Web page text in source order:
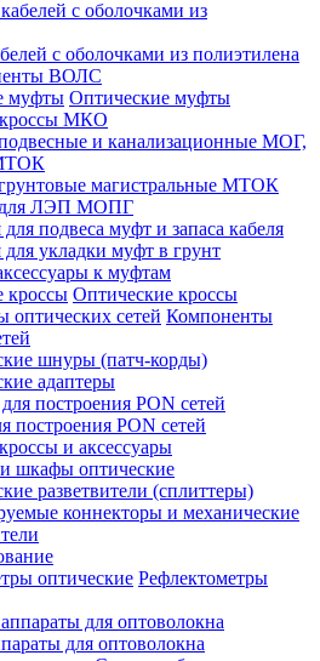
с оболочками из полиэтилена
ВОЛС
Оптические муфты
МКО
и канализационные МОГ,
магистральные МТОК
ЛЭП МОПГ
подвеса муфт и запаса кабеля
для укладки муфт в грунт
к муфтам
Оптические кроссы
Компоненты
шнуры (патч-корды)
адаптеры
построения PON сетей
и аксессуары
шкафы оптические
разветвители (сплиттеры)
коннекторы и механические
Рефлектометры
для оптоволокна